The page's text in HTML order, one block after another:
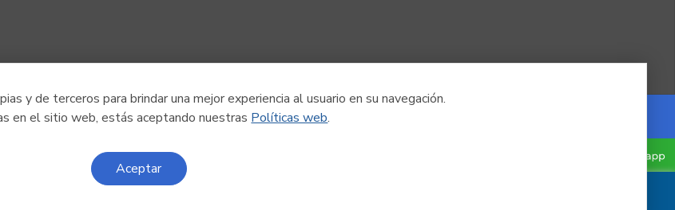
y de terceros para brindar una mejor experiencia al usuario en su navegación.
en el sitio web, estás aceptando nuestras Políticas web.
Aceptar
Powered by Nexura